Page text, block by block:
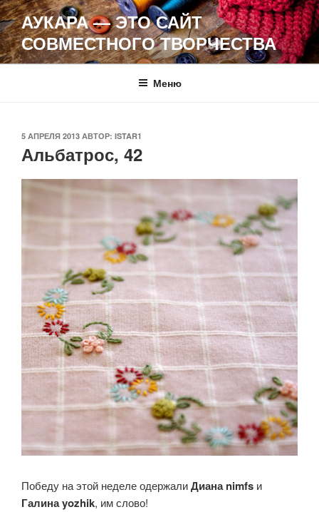
Перейти
к
содержимому
АУКАРА — ЭТО САЙТ
СОВМЕСТНОГО ТВОРЧЕСТВА
Меню
ОПУБЛИКОВАНО
5 АПРЕЛЯ 2013 АВТОР: ISTAR1
Альбатрос, 42
Победу на этой неделе одержалиДиана nimfs и
Галина yozhik, им слово!